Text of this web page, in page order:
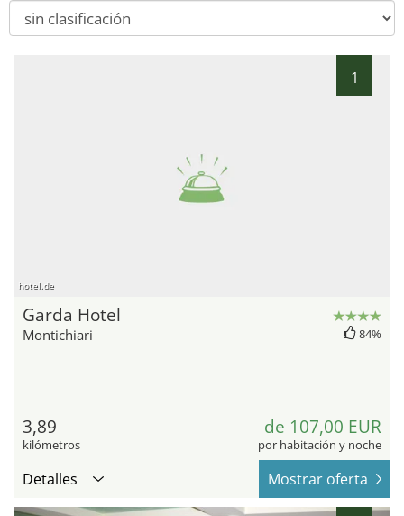
1
hotel.de
Garda Hotel
Montichiari 84%
3,89
kilómetros
de 107,00 EUR
por habitación y noche
Detalles Mostrar oferta